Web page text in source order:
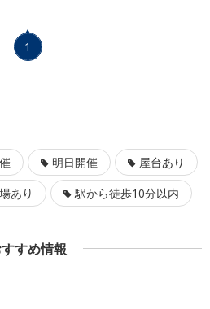
1
明日開催
屋台あり
あり 駅から徒歩10分以内
すめ情報